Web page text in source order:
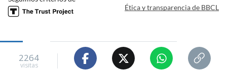
Ética y transparencia de BBCL
2264
visitas